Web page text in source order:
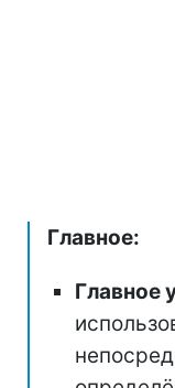
Главное:
Главное